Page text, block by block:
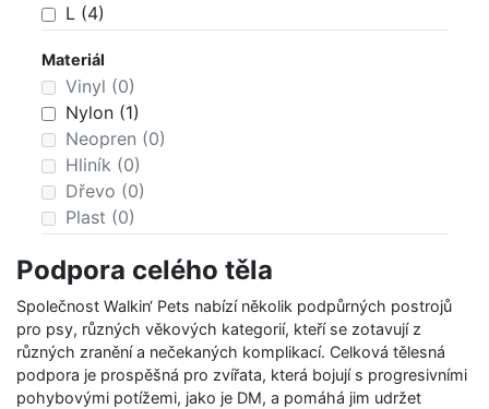
L (4)
XXL (0)
Materiál
Vinyl (0)
Nylon (1)
Neopren (0)
Hliník (0)
Dřevo (0)
Plast (0)
Železo (0)
Polyester (9)
Podpora celého těla
Společnost Walkin‘ Pets nabízí několik podpůrných postrojů
pro psy, různých věkových kategorií, kteří se zotavují z
různých zranění a nečekaných komplikací. Celková tělesná
podpora je prospěšná pro zvířata, která bojují s progresivními
pohybovými potížemi, jako je DM, a pomáhá jim udržet